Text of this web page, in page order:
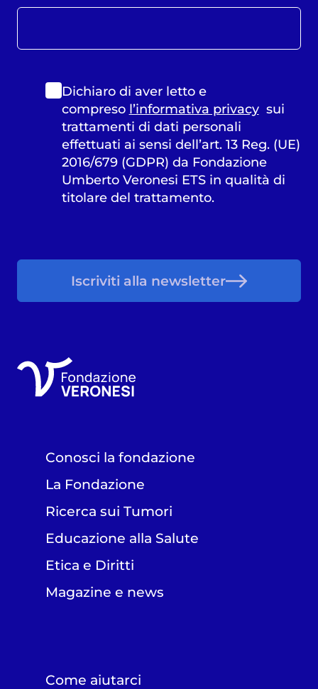
Dichiaro di aver letto e
compreso l’informativa privacysui
trattamenti di dati personali
effettuati ai sensi dell’art. 13 Reg. (UE)
2016/679 (GDPR) da Fondazione
Umberto Veronesi ETS in qualità di
titolare del trattamento.
Iscriviti alla newsletter
Conosci la fondazione
La Fondazione
Ricerca sui Tumori
Educazione alla Salute
Etica e Diritti
Magazine e news
Come aiutarci